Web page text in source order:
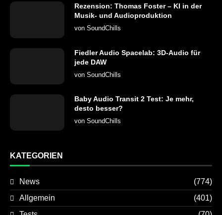
Rezension: Thomas Foster – KI in der
Musik- und Audioproduktion
von SoundChills
Fiedler Audio Spacelab: 3D-Audio für
jede DAW
von SoundChills
Baby Audio Transit 2 Test: Je mehr,
desto besser?
von SoundChills
KATEGORIEN
News
(774)
Allgemein
(401)